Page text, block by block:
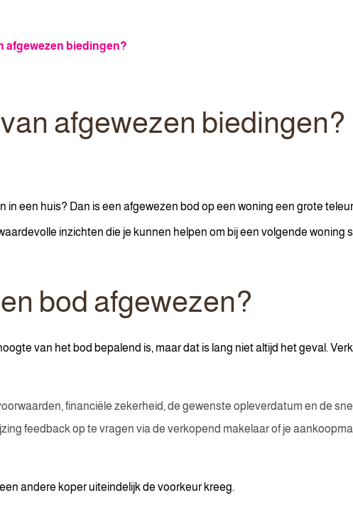
afgewezen biedingen?
afgewezen biedingen?
in een huis? Dan is een afgewezen bod op een woning een grote
inzichten die je kunnen helpen om bij een volgende woning
bod afgewezen?
van het bod bepalend is, maar dat is lang niet altijd het geval.
financiële zekerheid, de gewenste opleverdatum en de
feedback op te vragen via de verkopend makelaar of je
andere koper uiteindelijk de voorkeur kreeg.